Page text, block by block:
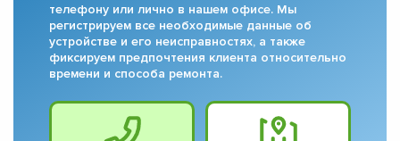
телефону или лично в нашем офисе. Мы
регистрируем все необходимые данные об
устройстве и его неисправностях, а также
фиксируем предпочтения клиента относительно
времени и способа ремонта.